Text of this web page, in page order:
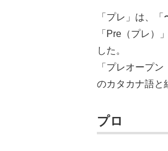
「プレ」は、
「Pre（プレ）
した。
「プレオープ
のカタカナ語と
プロ